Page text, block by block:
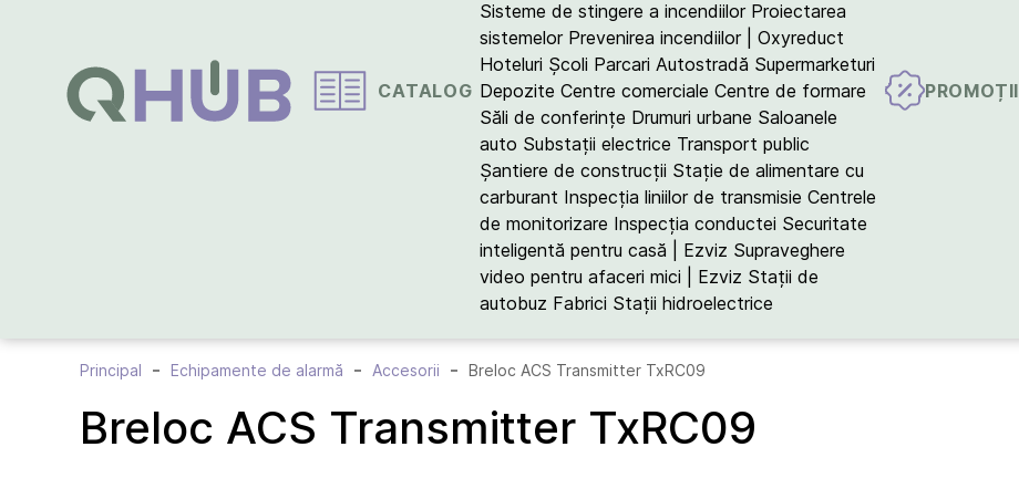
CATALOG
Sisteme de stingere a incendiilor Proiectarea
sistemelor Prevenirea incendiilor | Oxyreduct
Hoteluri Școli Parcari Autostradă Supermarketuri
Depozite Centre comerciale Centre de formare
Săli de conferințe Drumuri urbane Saloanele
auto Substații electrice Transport public
Șantiere de construcții Stație de alimentare cu
carburant Inspecția liniilor de transmisie Centrele
de monitorizare Inspecția conductei Securitate
inteligentă pentru casă | Ezviz Supraveghere
video pentru afaceri mici | Ezviz Stații de
autobuz Fabrici Stații hidroelectrice
PROMOȚII
Principal Echipamente de alarmă Accesorii Breloc ACS Transmitter TxRC09
Breloc ACS Transmitter TxRC09